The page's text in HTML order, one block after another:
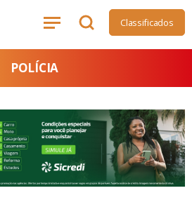
Classificados
POLÍCIA